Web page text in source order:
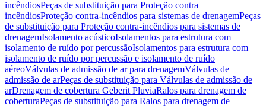
incêndiosPeças de substituição para Proteção contra
incêndiosProteção contra-incêndios para sistemas de drenagemPeças
de substituição para Proteção contra-incêndios para sistemas de
drenagemIsolamento acústicoIsolamentos para estrutura com
isolamento de ruído por percussãoIsolamentos para estrutura com
isolamento de ruído por percussão e isolamento de ruído
aéreoVálvulas de admissão de ar para drenagemVálvulas de
admissão de arPeças de substituição para Válvulas de admissão de
arDrenagem de cobertura Geberit PluviaRalos para drenagem de
coberturaPeças de substituição para Ralos para drenagem de